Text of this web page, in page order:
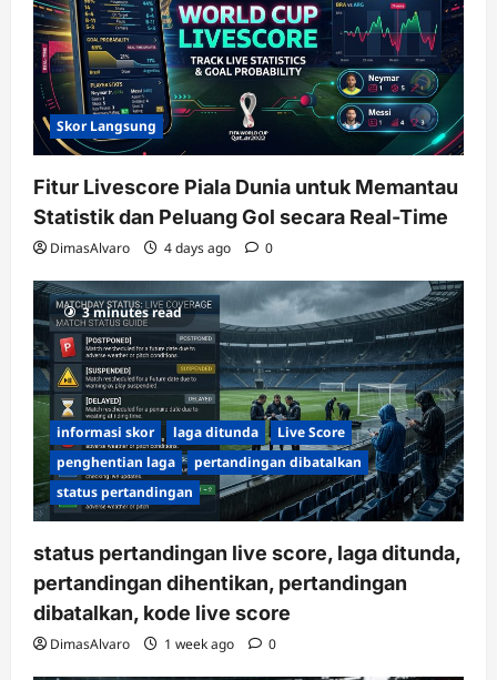
Skor Langsung
Fitur Livescore Piala Dunia untuk Memantau
Statistik dan Peluang Gol secara Real-Time
DimasAlvaro 4 days ago 0
3 minutes read
informasi skor laga ditunda
Live Score
penghentian laga
pertandingan dibatalkan
status pertandingan
status pertandingan live score, laga ditunda,
pertandingan dihentikan, pertandingan
dibatalkan, kode live score
DimasAlvaro 1 week ago 0